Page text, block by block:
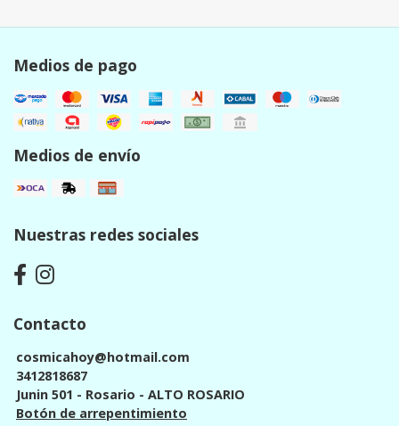
Medios de pago
Medios de envío
Nuestras redes sociales
Contacto
cosmicahoy@hotmail.com
3412818687
Junin 501 - Rosario - ALTO ROSARIO
Botón de arrepentimiento